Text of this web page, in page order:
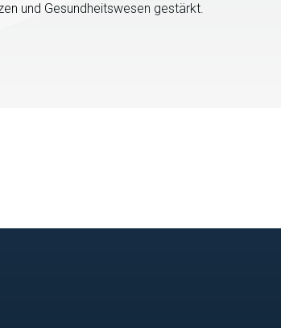
und Gesundheitswesen gestärkt.